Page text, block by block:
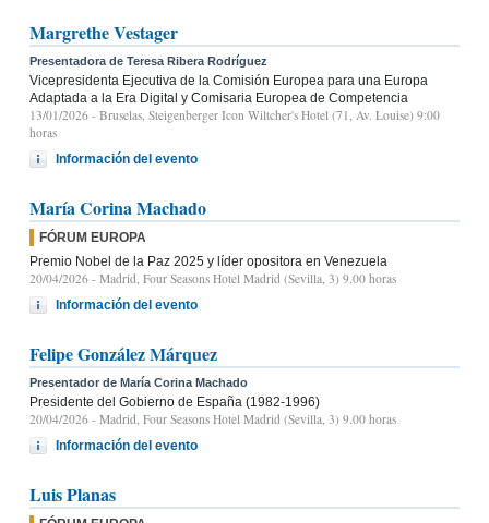
Margrethe Vestager
Presentadora de Teresa Ribera Rodríguez
Vicepresidenta Ejecutiva de la Comisión Europea para una Europa
Adaptada a la Era Digital y Comisaria Europea de Competencia
13/01/2026 - Bruselas, Steigenberger Icon Wiltcher's Hotel (71, Av. Louise) 9:00
horas
Información del evento
María Corina Machado
FÓRUM EUROPA
Premio Nobel de la Paz 2025 y líder opositora en Venezuela
20/04/2026 - Madrid, Four Seasons Hotel Madrid (Sevilla, 3) 9.00 horas
Información del evento
Felipe González Márquez
Presentador de María Corina Machado
Presidente del Gobierno de España (1982-1996)
20/04/2026 - Madrid, Four Seasons Hotel Madrid (Sevilla, 3) 9.00 horas
Información del evento
Luis Planas